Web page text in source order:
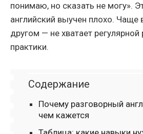
понимаю, но сказать не могу».
английский выучен плохо. Чаще
другом — не хватает регулярной
практики.
Содержание
Почему разговорный
чем кажется